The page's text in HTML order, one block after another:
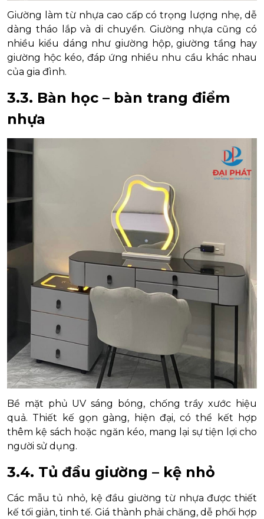
Giường làm từ nhựa cao cấp có trọng lượng nhẹ, dễ
dàng tháo lắp và di chuyển. Giường nhựa cũng có
nhiều kiểu dáng như giường hộp, giường tầng hay
giường hộc kéo, đáp ứng nhiều nhu cầu khác nhau
của gia đình.
3.3. Bàn học – bàn trang điểm
nhựa
Bề mặt phủ UV sáng bóng, chống trầy xước hiệu
quả. Thiết kế gọn gàng, hiện đại, có thể kết hợp
thêm kệ sách hoặc ngăn kéo, mang lại sự tiện lợi cho
người sử dụng.
3.4. Tủ đầu giường – kệ nhỏ
Các mẫu tủ nhỏ, kệ đầu giường từ nhựa được thiết
kế tối giản, tinh tế. Giá thành phải chăng, dễ phối hợp